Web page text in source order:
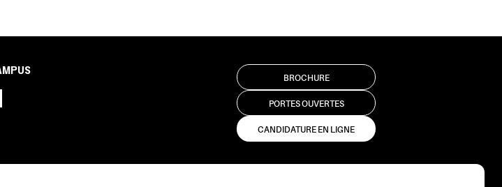
CANDIDATURE EN LIGNE
PORTES OUVERTES
BROCHURE